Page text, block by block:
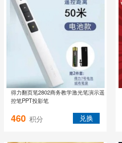
得力翻页笔2802商务教学激光笔演示遥
控笔PPT投影笔
460 积分 兑换